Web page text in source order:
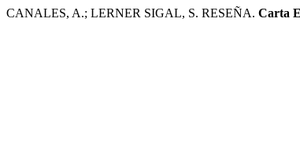
CANALES, A.; LERNER SIGAL, S. RESEÑA. Carta